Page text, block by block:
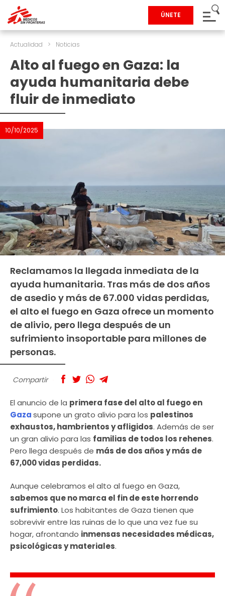
ÚNETE
Actualidad > Noticias
Alto al fuego en Gaza: la
ayuda humanitaria debe
fluir de inmediato
10/10/2025
Reclamamos la llegada inmediata de la
ayuda humanitaria. Tras más de dos años
de asedio y más de 67.000 vidas perdidas,
el alto el fuego en Gaza ofrece un momento
de alivio, pero llega después de un
sufrimiento insoportable para millones de
personas.
Compartir
El anuncio de la primera fase del alto al fuego en
Gazasupone un grato alivio para los palestinos
exhaustos, hambrientos y afligidos. Además de ser
un gran alivio para las familias de todos los rehenes.
Pero llega después de más de dos años y más de
67,000 vidas perdidas.
Aunque celebramos el alto al fuego en Gaza,
sabemos que no marca el fin de este horrendo
sufrimiento. Los habitantes de Gaza tienen que
sobrevivir entre las ruinas de lo que una vez fue su
hogar, afrontando inmensas necesidades médicas,
psicológicas y materiales.